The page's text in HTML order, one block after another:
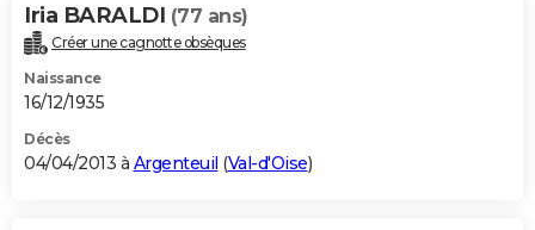
Iria BARALDI (77 ans)
Créer une cagnotte obsèques
Naissance
16/12/1935
Décès
04/04/2013 à Argenteuil (Val-d'Oise)